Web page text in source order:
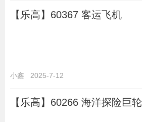
【乐高】60367 客运飞机
小鑫 2025-7-12
【乐高】60266 海洋探险巨轮